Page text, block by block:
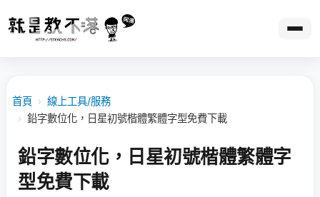
首頁 › 線上工具/服務
› 鉛字數位化，日星初號楷體繁體字型免費下載
鉛字數位化，日星初號楷體繁體字
型免費下載